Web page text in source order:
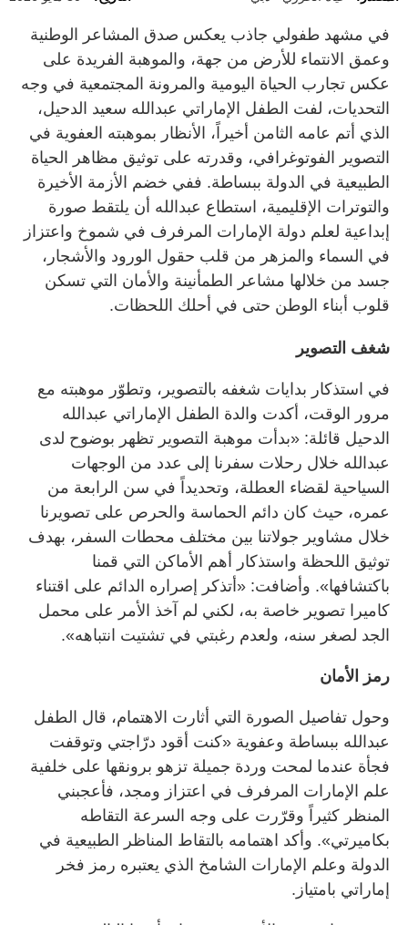
في مشهد طفولي جاذب يعكس صدق المشاعر الوطنية
وعمق الانتماء للأرض من جهة، والموهبة الفريدة على
عكس تجارب الحياة اليومية والمرونة المجتمعية في وجه
التحديات، لفت الطفل الإماراتي عبدالله سعيد الدحيل،
الذي أتم عامه الثامن أخيراً، الأنظار بموهبته العفوية في
التصوير الفوتوغرافي، وقدرته على توثيق مظاهر الحياة
الطبيعية في الدولة ببساطة. ففي خضم الأزمة الأخيرة
والتوترات الإقليمية، استطاع عبدالله أن يلتقط صورة
إبداعية لعلم دولة الإمارات المرفرف في شموخ واعتزاز
في السماء والمزهر من قلب حقول الورود والأشجار،
جسد من خلالها مشاعر الطمأنينة والأمان التي تسكن
قلوب أبناء الوطن حتى في أحلك اللحظات.
شغف التصوير
في استذكار بدايات شغفه بالتصوير، وتطوّر موهبته مع
مرور الوقت، أكدت والدة الطفل الإماراتي عبدالله
الدحيل قائلة: «بدأت موهبة التصوير تظهر بوضوح لدى
عبدالله خلال رحلات سفرنا إلى عدد من الوجهات
السياحية لقضاء العطلة، وتحديداً في سن الرابعة من
عمره، حيث كان دائم الحماسة والحرص على تصويرنا
خلال مشاوير جولاتنا بين مختلف محطات السفر، بهدف
توثيق اللحظة واستذكار أهم الأماكن التي قمنا
باكتشافها». وأضافت: «أتذكر إصراره الدائم على اقتناء
كاميرا تصوير خاصة به، لكني لم آخذ الأمر على محمل
الجد لصغر سنه، ولعدم رغبتي في تشتيت انتباهه».
رمز الأمان
وحول تفاصيل الصورة التي أثارت الاهتمام، قال الطفل
عبدالله ببساطة وعفوية «كنت أقود درّاجتي وتوقفت
فجأة عندما لمحت وردة جميلة تزهو برونقها على خلفية
علم الإمارات المرفرف في اعتزاز ومجد، فأعجبني
المنظر كثيراً وقرّرت على وجه السرعة التقاطه
بكاميرتي». وأكد اهتمامه بالتقاط المناظر الطبيعية في
الدولة وعلم الإمارات الشامخ الذي يعتبره رمز فخر
إماراتي بامتياز.